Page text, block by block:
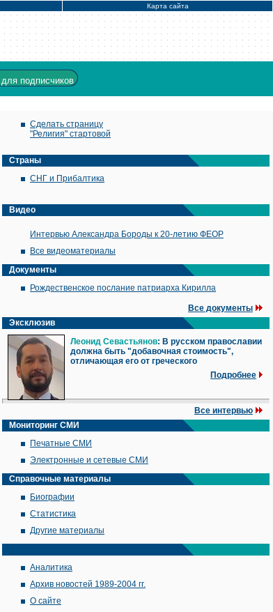
Карта сайта
для подписчиков
Сделать страницу
"Религия" стартовой
Страны
СНГ и Прибалтика
Видео
Интервью Александра Бороды к 20-летию ФЕОР
Все видеоматериалы
Документы
Рождественское послание патриарха Кирилла
Все документы
Эксклюзив
Леонид Севастьянов: В русском православии
должна быть "добавочная стоимость",
отличающая его от греческого
Подробнее
Все интервью
Мониторинг СМИ
Печатные СМИ
Электронные и сетевые СМИ
Справочные материалы
Биографии
Статистика
Другие материалы
Аналитика
Архив новостей 1989-2004 гг.
О сайте